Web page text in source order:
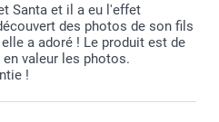
Santa et il a eu l'effet
des photos de son fils
a adoré ! Le produit est de
valeur les photos.
!